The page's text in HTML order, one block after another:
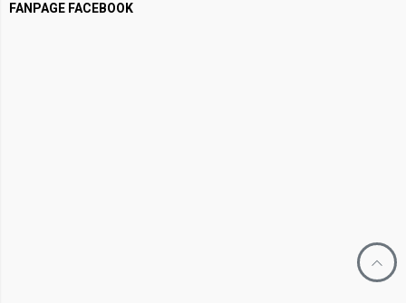
FANPAGE FACEBOOK